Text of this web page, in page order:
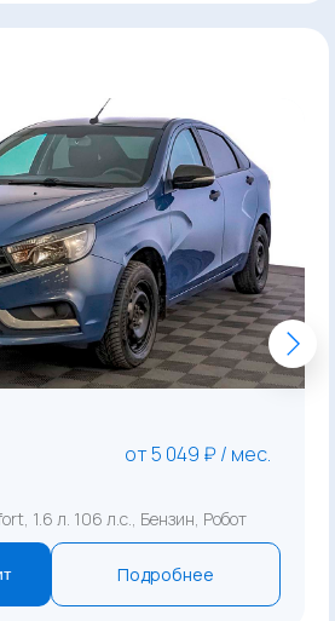
от 5 049 ₽ / мес.
1.6 л. 106 л.с., Бензин, Робот
Подробнее